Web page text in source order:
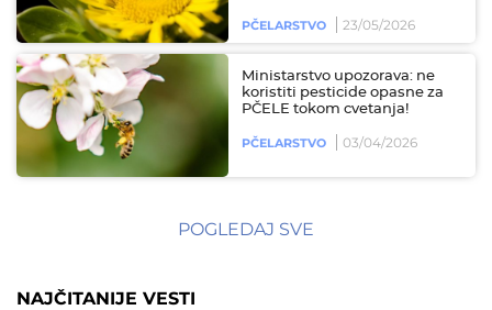
PČELARSTVO 23/05/2026
Ministarstvo upozorava: ne
koristiti pesticide opasne za
PČELE tokom cvetanja!
PČELARSTVO 03/04/2026
POGLEDAJ SVE
NAJČITANIJE VESTI